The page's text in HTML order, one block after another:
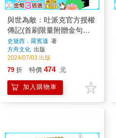
與世為敵：吐派克官方授權
傳記(首刷限量附贈金句書
籤)
史黛西．羅賓遜 著
方舟文化 出版
2024/07/03 出版
79 折 特價 474 元
加入購物車